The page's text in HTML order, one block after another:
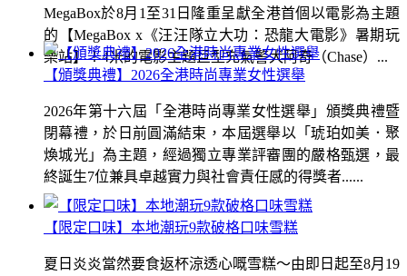
MegaBox於8月1至31日隆重呈獻全港首個以電影為主題
的【MegaBox x《汪汪隊立大功：恐龍大電影》暑期玩
樂站】！4米的電影主題巨型充氣警犬阿奇（Chase）...
【限定口味】本地潮玩9款破格口味雪糕
夏日炎炎當然要食返杯涼透心嘅雪糕～由即日起至8月19
【頒獎典禮】2026全港時尚專業女性選舉
2026年第十六屆「全港時尚專業女性選舉」頒獎典禮暨
閉幕禮，於日前圓滿結束，本屆選舉以「琥珀如美．聚
煥城光」為主題，經過獨立專業評審團的嚴格甄選，最
終誕生7位兼具卓越實力與社會責任感的得獎者......